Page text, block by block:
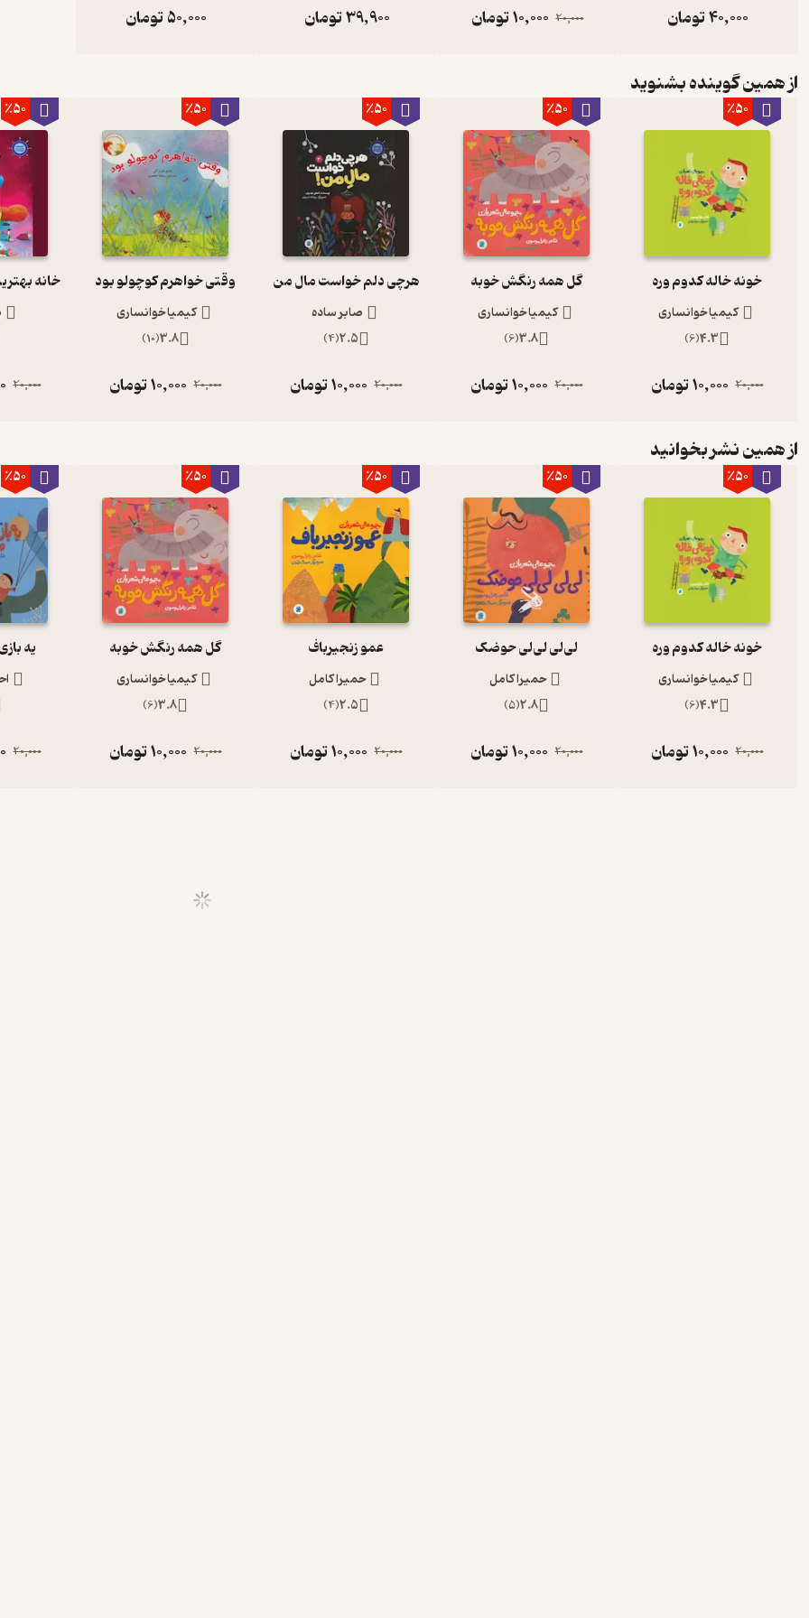
40,000تومان 20,000
10,000تومان 39,900تومان 50,000تومان
از همین گوینده بشنوید
٪50
خونه خاله کدوم وره
کیمیا خوانساری
4.3
(
6
)
20,000
10,000تومان
٪50
گل همه رنگش خوبه
کیمیا خوانساری
3.8
(
6
)
20,000
10,000تومان
٪50
هرچی دلم خواست مال من
صابر ساده
2.5
(
4
)
20,000
10,000تومان
٪50
وقتی خواهرم کوچولو بود
کیمیا خوانساری
3.8
(
10
)
20,000
10,000تومان
٪50
20,000
از همین نشر بخوانید
٪50
خونه خاله کدوم وره
کیمیا خوانساری
4.3
(
6
)
20,000
10,000تومان
٪50
لی‌لی لی‌لی حوضک
حمیرا کامل
2.8
(
5
)
20,000
10,000تومان
٪50
عمو زنجیرباف
حمیرا کامل
2.5
(
4
)
20,000
10,000تومان
٪50
گل همه رنگش خوبه
کیمیا خوانساری
3.8
(
6
)
20,000
10,000تومان
٪50
یه
20,000